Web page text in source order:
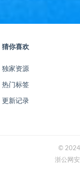
猜你喜欢
独家资源
热门标签
更新记录
© 2024
浙公网